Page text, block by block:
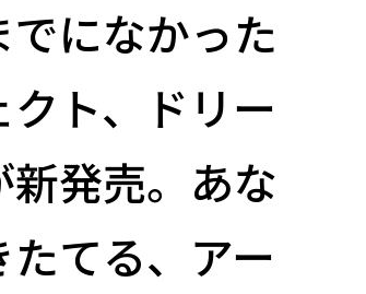
でになかった
ト、ドリー
発売。あな
てる、アー